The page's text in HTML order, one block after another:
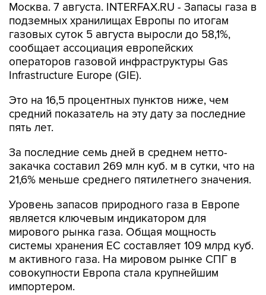
Москва. 7 августа. INTERFAX.RU - Запасы газа в
подземных хранилищах Европы по итогам
газовых суток 5 августа выросли до 58,1%,
сообщает ассоциация европейских
операторов газовой инфраструктуры Gas
Infrastructure Europe (GIE).
Это на 16,5 процентных пунктов ниже, чем
средний показатель на эту дату за последние
пять лет.
За последние семь дней в среднем нетто-
закачка составил 269 млн куб. м в сутки, что на
21,6% меньше среднего пятилетнего значения.
Уровень запасов природного газа в Европе
является ключевым индикатором для
мирового рынка газа. Общая мощность
системы хранения ЕС составляет 109 млрд куб.
м активного газа. На мировом рынке СПГ в
совокупности Европа стала крупнейшим
импортером.